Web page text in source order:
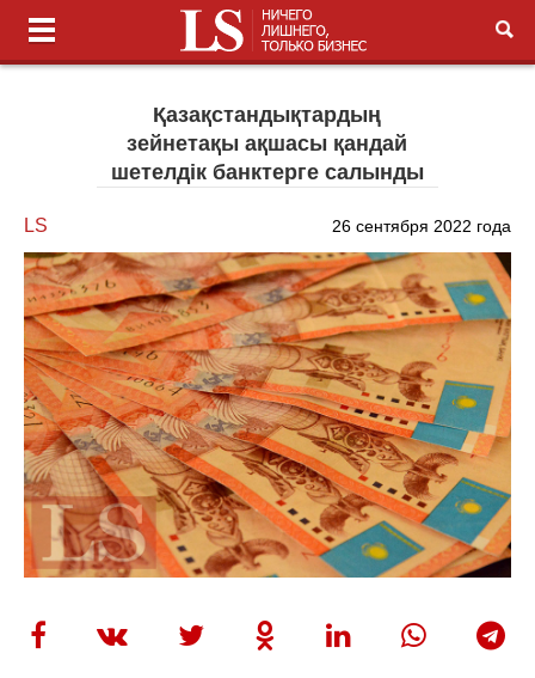
Қазақстандықтардың
зейнетақы ақшасы қандай
шетелдік банктерге салынды
LS 26 сентября 2022 года